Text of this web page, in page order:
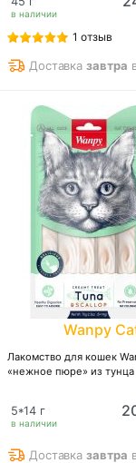
в наличии
1 отзыв
Доставказавтра
Wanpy
Лакомство для кошек
«нежное пюре» из
в наличии
5*14 г
Доставказавтра